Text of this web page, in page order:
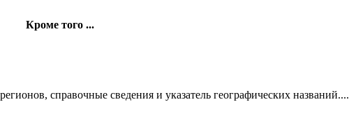
Кроме того ...
справочные сведения и указатель географических названий....